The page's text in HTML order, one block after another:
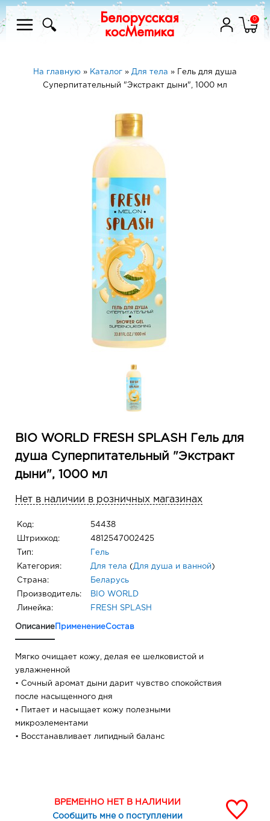
0
На главную » Каталог » Для тела »
Гель для душа
Суперпитательный "Экстракт дыни", 1000 мл
BIO WORLD FRESH SPLASH Гель для
душа Суперпитательный "Экстракт
дыни", 1000 мл
Нет в наличии в розничных магазинах
Код: 54438
Штрихкод: 4812547002425
Тип: Гель
Категория: Для тела ( Для душа и ванной )
Страна: Беларусь
Производитель: BIO WORLD
Линейка: FRESH SPLASH
Описание ПрименениеСостав
Мягко очищает кожу, делая ее шелковистой и
увлажненной
• Сочный аромат дыни дарит чувство спокойствия
после насыщенного дня
• Питает и насыщает кожу полезными
микроэлементами
• Восстанавливает липидный баланс
ВРЕМЕННО НЕТ В НАЛИЧИИ
Сообщить мне о поступлении